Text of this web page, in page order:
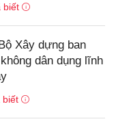
biết
Xây dựng ban
dân dụng lĩnh
biết